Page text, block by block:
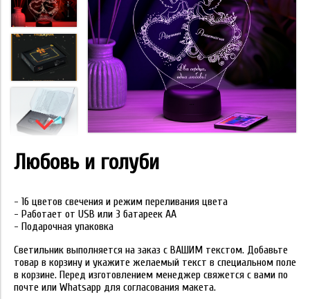
Любовь и голуби
- 16 цветов свечения и режим переливания цвета
- Работает от USB или 3 батареек АА
- Подарочная упаковка
Светильник выполняется на заказ с ВАШИМ текстом. Добавьте
товар в корзину и укажите желаемый текст в специальном поле
в корзине. Перед изготовлением менеджер свяжется с вами по
почте или Whatsapp для согласования макета.